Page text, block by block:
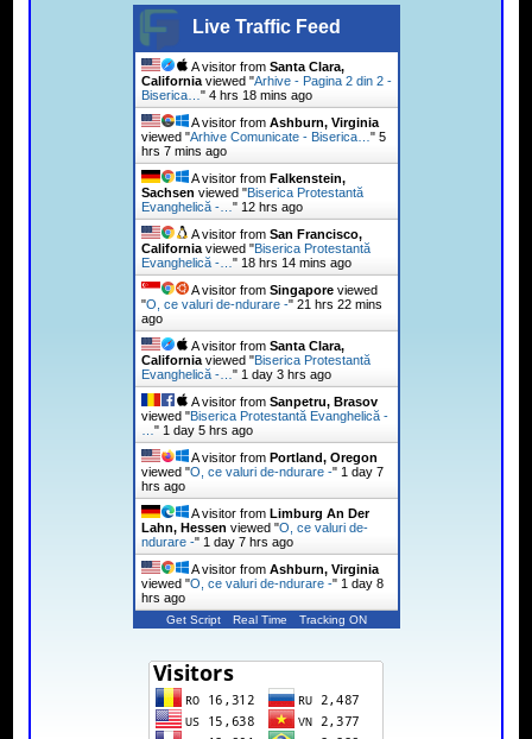
Live Traffic Feed
A visitor from Santa Clara,
Californiaviewed "Arhive - Pagina 2 din 2 -
Biserica… " 4 hrs 18 mins ago
A visitor from Ashburn, Virginia
viewed "Arhive Comunicate - Biserica… " 5
hrs 7 mins ago
A visitor from Falkenstein,
Sachsen viewed "Biserica Protestantă
Evanghelică -… " 12 hrs ago
A visitor from San Francisco,
Californiaviewed "Biserica Protestantă
Evanghelică -… " 18 hrs 14 mins ago
A visitor from Singaporeviewed
"O, ce valuri de-ndurare -" 21 hrs 22 mins
ago
A visitor from Santa Clara,
Californiaviewed "Biserica Protestantă
Evanghelică -… " 1 day 3 hrs ago
A visitor from Sanpetru, Brasov
viewed "Biserica Protestantă Evanghelică -
" 1 day 5 hrs ago
A visitor from Portland, Oregon
viewed "O, ce valuri de-ndurare -" 1 day 7
hrs ago
A visitor from Limburg An Der
Lahn, Hessen viewed "O, ce valuri de-
ndurare -" 1 day 7 hrs ago
A visitor from Ashburn, Virginia
viewed "O, ce valuri de-ndurare -" 1 day 8
hrs ago
Get Script Real Time Tracking ON